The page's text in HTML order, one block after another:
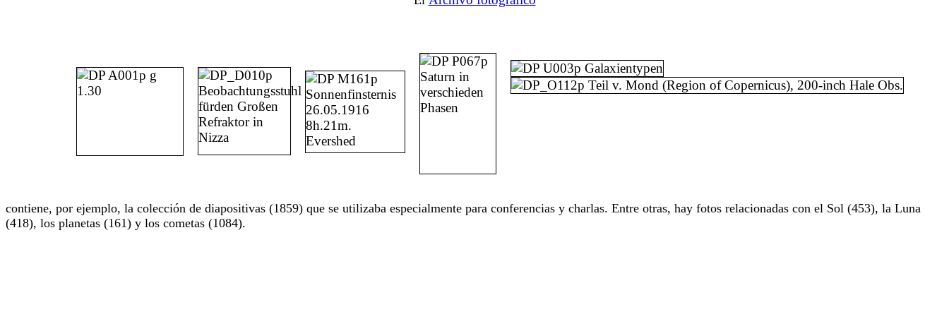
contiene, por ejemplo, la colección de diapositivas (1859) que se utilizaba especialmente para conferencias y charlas. Entre otras, hay fotos relacionadas con el Sol (453), la Luna
(418), los planetas (161) y los cometas (1084).